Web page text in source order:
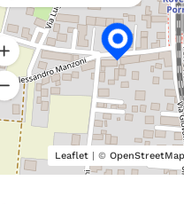
Leaflet| © OpenStreetMap